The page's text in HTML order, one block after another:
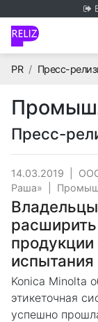
PRГлавная
Пресс-
Пресс-
14.03.2019
Раша»
Konica Minolta
этикеточная
успешно